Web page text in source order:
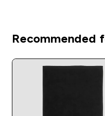
Recommended